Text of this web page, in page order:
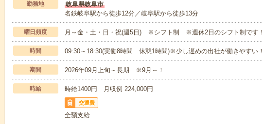
勤務地
岐阜県岐阜市
名鉄岐阜駅から徒歩12分／岐阜駅から徒歩13分
曜日頻度 月～金・土・日・祝(週5日) ※シフト制 ※週休2日のシフト制です！
時間 09:30～18:30(実働8時間 休憩1時間)※少し遅めの出社が働きやすい！
期間 2026年09月上旬～長期 ※9月～！
時給 時給1400円 月収例 224,000円
交通費
全額支給